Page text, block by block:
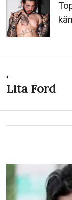
Previous
Lita Ford